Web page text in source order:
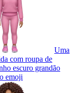
Uma
com roupa de
escuro grandão
emoji